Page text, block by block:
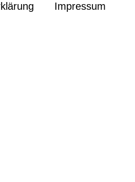
Impressum